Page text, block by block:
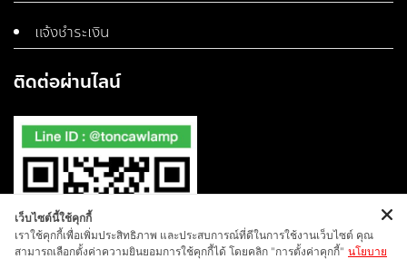
แจ้งชำระเงิน
ติดต่อผ่านไลน์
เว็บไซต์นี้ใช้คุกกี้
เราใช้คุกกี้เพื่อเพิ่มประสิทธิภาพ และประสบการณ์ที่ดีในการใช้งานเว็บไซต์ คุณ
สามารถเลือกตั้งค่าความยินยอมการใช้คุกกี้ได้ โดยคลิก "การตั้งค่าคุกกี้" นโยบาย